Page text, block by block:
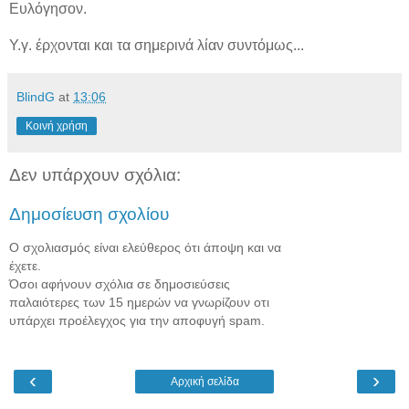
Ευλόγησον.
Υ.γ. έρχονται και τα σημερινά λίαν συντόμως...
BlindG at 13:06
Κοινή χρήση
Δεν υπάρχουν σχόλια:
Δημοσίευση σχολίου
Ο σχολιασμός είναι ελεύθερος ότι άποψη και να
έχετε.
Όσοι αφήνουν σχόλια σε δημοσιεύσεις
παλαιότερες των 15 ημερών να γνωρίζουν οτι
υπάρχει προέλεγχος για την αποφυγή spam.
‹ ›
Αρχική σελίδα